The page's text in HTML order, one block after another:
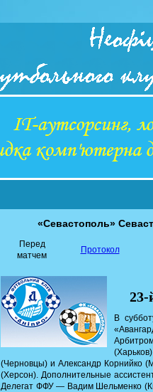
«Севастополь»
Перед
матчем
Протокол
В
(Черновцы) и Александр Корнийко
(Херсон). Дополнительные
Делегат ФФУ — Вадим Шельменко